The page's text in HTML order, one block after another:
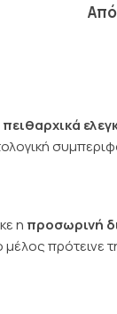
πειθαρχικά
η προσωρινή
μέλος